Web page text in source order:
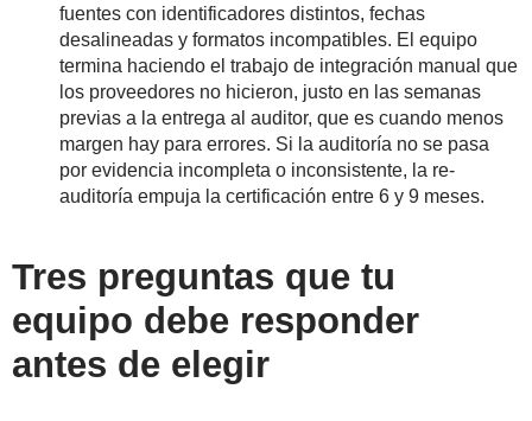
fuentes con identificadores distintos, fechas
desalineadas y formatos incompatibles. El equipo
termina haciendo el trabajo de integración manual que
los proveedores no hicieron, justo en las semanas
previas a la entrega al auditor, que es cuando menos
margen hay para errores. Si la auditoría no se pasa
por evidencia incompleta o inconsistente, la re-
auditoría empuja la certificación entre 6 y 9 meses.
Tres preguntas que tu
equipo debe responder
antes de elegir